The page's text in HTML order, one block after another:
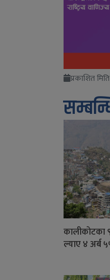
प्रकाशित
कालीकोटका
ल्याए ४ अर्ब